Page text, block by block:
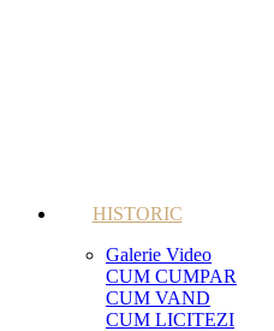
HISTORIC
Galerie Video
CUM CUMPAR
CUM VAND
CUM LICITEZI